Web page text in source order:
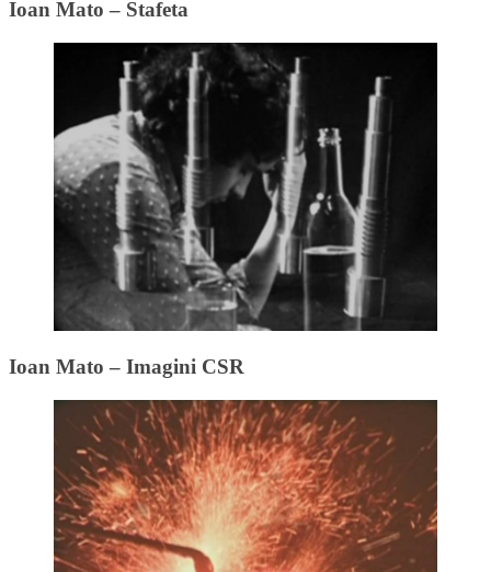
Ioan Mato – Stafeta
Ioan Mato – Imagini CSR